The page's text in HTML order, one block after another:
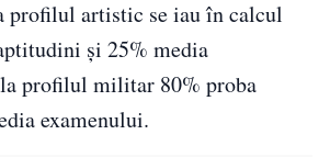
profilul artistic se iau în calcul
și 25% media
profilul militar 80% proba
examenului.